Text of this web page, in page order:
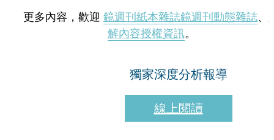
更多內容，歡迎 鏡週刊紙本雜誌鏡週刊動態雜誌、
解內容授權資訊。
獨家深度分析報導
線上閱讀